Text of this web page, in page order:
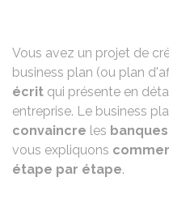
Vous avez un projet de
business plan (ou plan
écrit qui présente en
entreprise. Le business
convaincre les banques
vous expliquons
étape par étape.